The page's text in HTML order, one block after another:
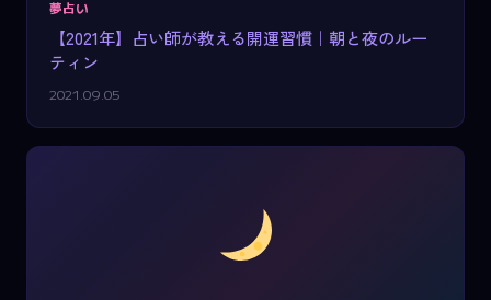
夢占い
【2021年】占い師が教える開運習慣｜朝と夜のルー
ティン
2021.09.05